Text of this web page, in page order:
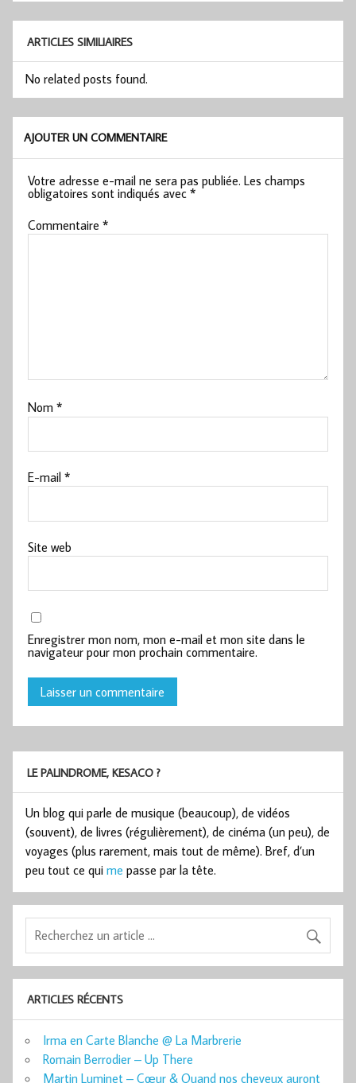
ARTICLES SIMILIAIRES
No related posts found.
AJOUTER UN COMMENTAIRE
Votre adresse e-mail ne sera pas publiée. Les champs
obligatoires sont indiqués avec*
Commentaire*
Nom*
E-mail*
Site web
Enregistrer mon nom, mon e-mail et mon site dans le
navigateur pour mon prochain commentaire.
LE PALINDROME, KESACO ?
Un blog qui parle de musique (beaucoup), de vidéos
(souvent), de livres (régulièrement), de cinéma (un peu), de
voyages (plus rarement, mais tout de même). Bref, d’un
peu tout ce qui me passe par la tête.
ARTICLES RÉCENTS
Irma en Carte Blanche @ La Marbrerie
Romain Berrodier – Up There
Martin Luminet – Cœur & Quand nos cheveux auront